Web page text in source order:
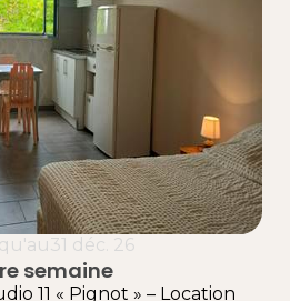
31 déc. 26
semaine
11 « Pignot » – Location